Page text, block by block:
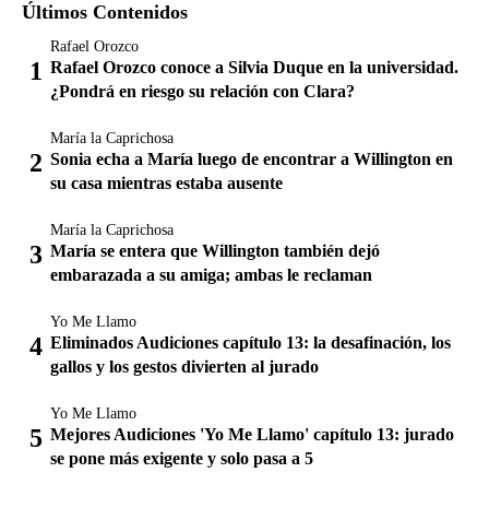
Últimos Contenidos
Rafael Orozco
Rafael Orozco conoce a Silvia Duque en la universidad.
¿Pondrá en riesgo su relación con Clara?
María la Caprichosa
Sonia echa a María luego de encontrar a Willington en
su casa mientras estaba ausente
María la Caprichosa
María se entera que Willington también dejó
embarazada a su amiga; ambas le reclaman
Yo Me Llamo
Eliminados Audiciones capítulo 13: la desafinación, los
gallos y los gestos divierten al jurado
Yo Me Llamo
Mejores Audiciones 'Yo Me Llamo' capítulo 13: jurado
se pone más exigente y solo pasa a 5